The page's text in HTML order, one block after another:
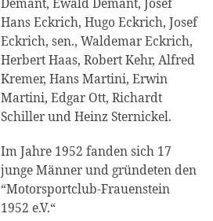
Hans Eckrich, Hugo Eckrich, Josef
Eckrich, sen., Waldemar Eckrich,
Herbert Haas, Robert Kehr, Alfred
Kremer, Hans Martini, Erwin
Martini, Edgar Ott, Richardt
Schiller und Heinz Sternickel.
Im Jahre 1952 fanden sich 17
junge Männer und gründeten den
“Motorsportclub-Frauenstein
1952 e.V.“